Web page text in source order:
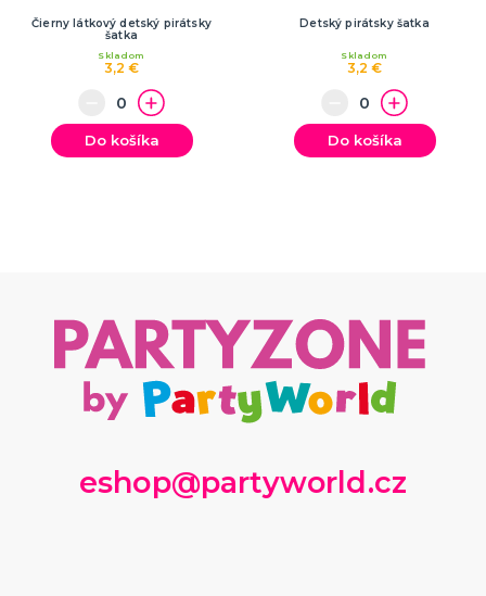
Čierny látkový detský pirátsky
šatka
3,2 €
Skladom
Do košíka
Detský pirátsky šatka
3,2 €
Skladom
Do košíka
eshop@partyworld.cz